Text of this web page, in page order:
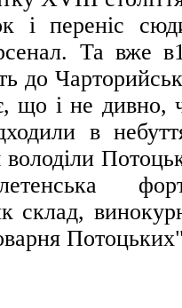
і переніс
Та вже
до
що і не дивно,
в
склад,